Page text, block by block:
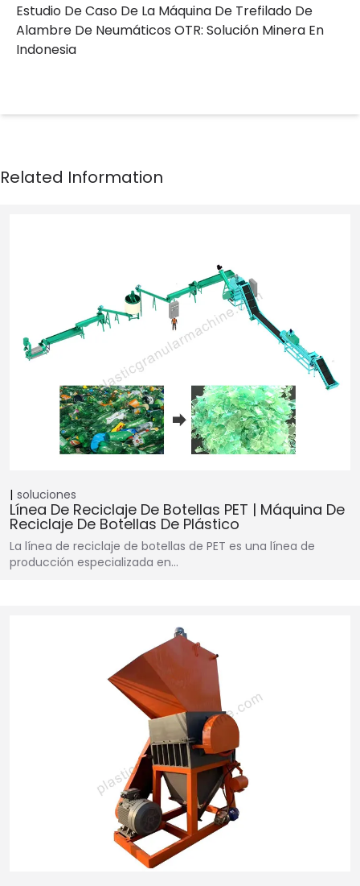
Estudio De Caso De La Máquina De Trefilado De
Alambre De Neumáticos OTR: Solución Minera En
Indonesia
soluciones
Línea De Reciclaje De Botellas PET | Máquina De
Reciclaje De Botellas De Plástico
La línea de reciclaje de botellas de PET es una línea de
producción especializada en…